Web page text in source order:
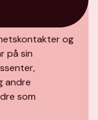
og
på sin
andre
som